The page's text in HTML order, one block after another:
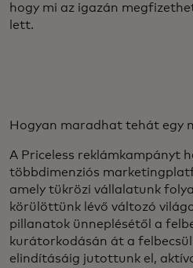
hogy mi az igazán
lett.
Hogyan maradhat tehát egy
A Priceless reklámkampányt
többdimenziós
amely tükrözi vállalatunk
körülöttünk lévő változó
pillanatok ünneplésétől a
kurátorkodásán át a
elindításáig jutottunk el,